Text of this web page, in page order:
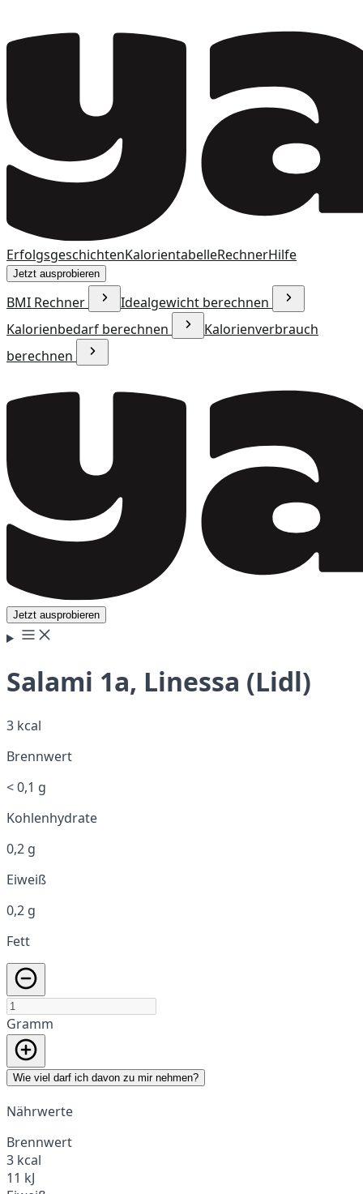
ErfolgsgeschichtenKalorientabelleRechnerHilfe
Jetzt ausprobieren
BMI Rechner
Idealgewicht berechnen
Kalorienbedarf berechnen
Kalorienverbrauch
berechnen
Jetzt ausprobieren
Salami 1a, Linessa (Lidl)
3 kcal
Brennwert
< 0,1 g
Kohlenhydrate
0,2 g
Eiweiß
0,2 g
Fett
Gramm
Wie viel darf ich davon zu mir nehmen?
Nährwerte
Brennwert
3 kcal
11 kJ